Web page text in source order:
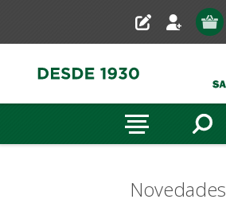
Novedades